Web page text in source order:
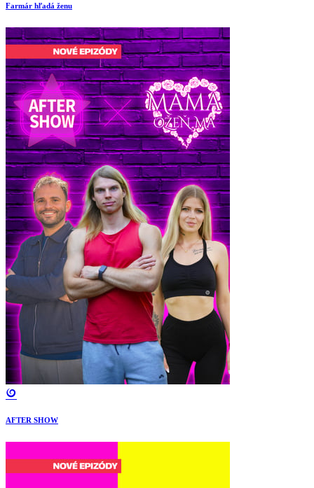
Farmár hľadá ženu
AFTER SHOW